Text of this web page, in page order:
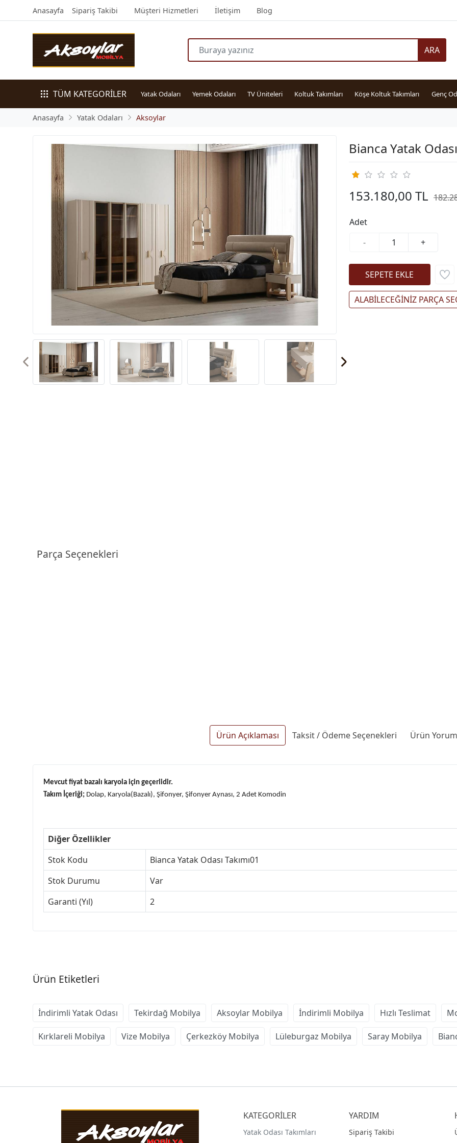
Anasayfa Sipariş Takibi Müşteri Hizmetleri İletişim Blog
ARA
TÜM KATEGORİLER Yatak Odaları Yemek Odaları TV Üniteleri Koltuk Takımları Köşe Koltuk Takımları Genç
Anasayfa Yatak Odaları Aksoylar
Bianca Yatak Odası
153.180,00 TL
Adet
-
+
ALABİLECEĞİNİZ PARÇA
Parça Seçenekleri
Ürün Açıklaması Taksit / Ödeme Seçenekleri Ürün
Mevcut fiyat bazalı karyola için geçerlidir.
Takım İçeriği; Dolap, Karyola(Bazalı), Şifonyer, Şifonyer Aynası, 2 Adet Komodin
Diğer Özellikler
Stok Kodu
Bianca Yatak Odası Takımı01
Stok Durumu
Var
Garanti (Yıl)
2
Ürün Etiketleri
İndirimli Yatak Odası Tekirdağ Mobilya Aksoylar Mobilya İndirimli Mobilya Hızlı Teslimat
Kırklareli Mobilya Vize Mobilya Çerkezköy Mobilya Lüleburgaz Mobilya Saray Mobilya
KATEGORİLER
Yatak Odası Takımları
YARDIM
Sipariş Takibi